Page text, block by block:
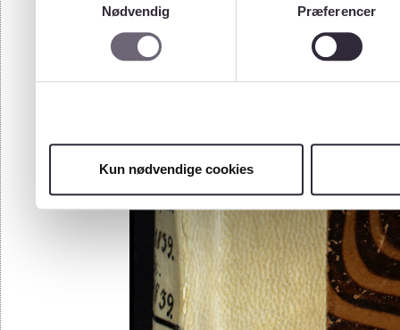
Nødvendig
Præferencer
Kun nødvendige cookies